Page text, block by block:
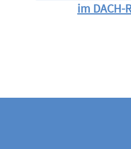
im DACH-